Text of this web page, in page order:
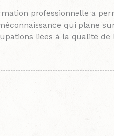
professionnelle a
qui plane
liées à la qualité de